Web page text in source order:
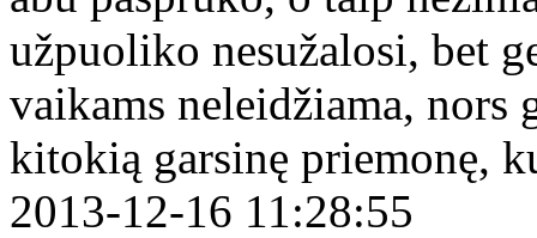
užpuoliko nesužalosi, bet
vaikams neleidžiama, nors
kitokią garsinę priemonę,
2013-12-16 11:28:55